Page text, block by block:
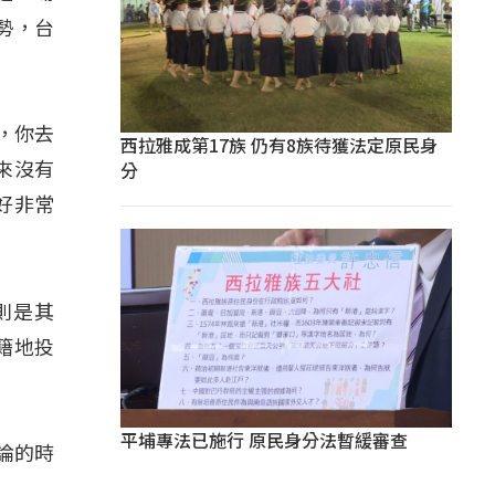
，台
你去
沒有
非常
是其
地投
的時
西拉雅成第17族 仍有8族待獲法定原民身
分
平埔專法已施行 原民身分法暫緩審查